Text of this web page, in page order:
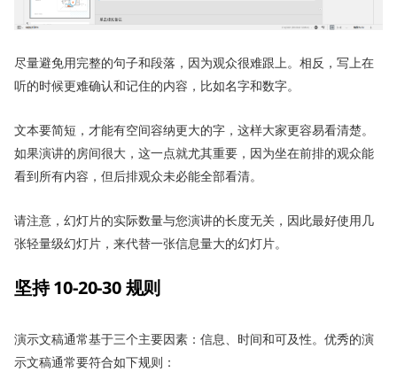
尽量避免用完整的句子和段落，因为观众很难跟上。相反，写上在
听的时候更难确认和记住的内容，比如名字和数字。
文本要简短，才能有空间容纳更大的字，这样大家更容易看清楚。
如果演讲的房间很大，这一点就尤其重要，因为坐在前排的观众能
看到所有内容，但后排观众未必能全部看清。
请注意，幻灯片的实际数量与您演讲的长度无关，因此最好使用几
张轻量级幻灯片，来代替一张信息量大的幻灯片。
坚持 10-20-30 规则
演示文稿通常基于三个主要因素：信息、时间和可及性。优秀的演
示文稿通常要符合如下规则：